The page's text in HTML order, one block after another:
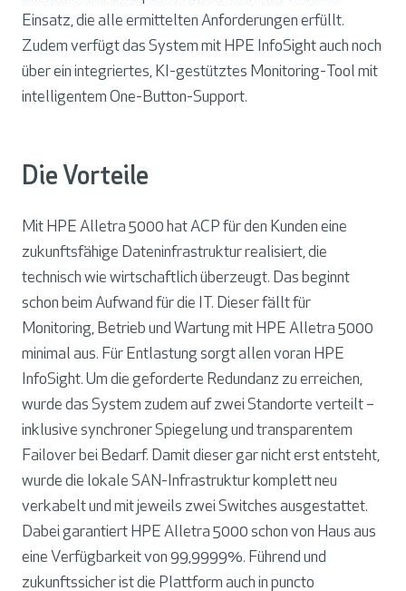
Einsatz, die alle ermittelten Anforderungen erfüllt.
Zudem verfügt das System mit HPE InfoSight auch noch
über ein integriertes, KI-gestütztes Monitoring-Tool mit
intelligentem One-Button-Support.
Die Vorteile
Mit HPE Alletra 5000 hat ACP für den Kunden eine
zukunftsfähige Dateninfrastruktur realisiert, die
technisch wie wirtschaftlich überzeugt. Das beginnt
schon beim Aufwand für die IT. Dieser fällt für
Monitoring, Betrieb und Wartung mit HPE Alletra 5000
minimal aus. Für Entlastung sorgt allen voran HPE
InfoSight. Um die geforderte Redundanz zu erreichen,
wurde das System zudem auf zwei Standorte verteilt –
inklusive synchroner Spiegelung und transparentem
Failover bei Bedarf. Damit dieser gar nicht erst entsteht,
wurde die lokale SAN-Infrastruktur komplett neu
verkabelt und mit jeweils zwei Switches ausgestattet.
Dabei garantiert HPE Alletra 5000 schon von Haus aus
eine Verfügbarkeit von 99,9999%. Führend und
zukunftssicher ist die Plattform auch in puncto